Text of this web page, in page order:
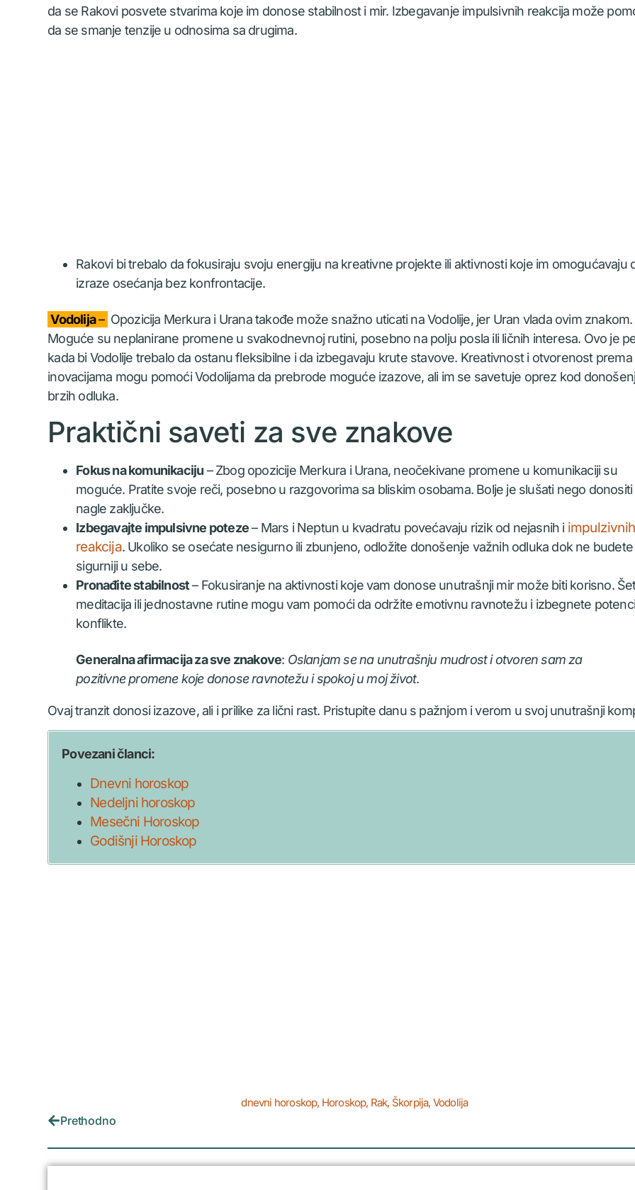
da se Rakovi posvete stvarima koje im donose stabilnost i mir. Izbegavanje impulsivnih reakcija može
da se smanje tenzije u odnosima sa drugima.
Rakovi bi trebalo da fokusiraju svoju energiju na kreativne projekte ili aktivnosti koje im omogućavaju
izraze osećanja bez konfrontacije.
Vodolija– Opozicija Merkura i Urana takođe može snažno uticati na Vodolije, jer Uran vlada ovim znakom.
Moguće su neplanirane promene u svakodnevnoj rutini, posebno na polju posla ili ličnih interesa. Ovo je
kada bi Vodolije trebalo da ostanu fleksibilne i da izbegavaju krute stavove. Kreativnost i otvorenost prema
inovacijama mogu pomoći Vodolijama da prebrode moguće izazove, ali im se savetuje oprez kod
brzih odluka.
Praktični saveti za sve znakove
Fokus na komunikaciju – Zbog opozicije Merkura i Urana, neočekivane promene u komunikaciji su
moguće. Pratite svoje reči, posebno u razgovorima sa bliskim osobama. Bolje je slušati nego donositi
nagle zaključke.
Izbegavajte impulsivne poteze– Mars i Neptun u kvadratu povećavaju rizik od nejasnih i impulzivnih
reakcija. Ukoliko se osećate nesigurno ili zbunjeno, odložite donošenje važnih odluka dok ne budete
sigurniji u sebe.
Pronađite stabilnost– Fokusiranje na aktivnosti koje vam donose unutrašnji mir može biti korisno.
meditacija ili jednostavne rutine mogu vam pomoći da održite emotivnu ravnotežu i izbegnete
konflikte.
Generalna afirmacija za sve znakove: Oslanjam se na unutrašnju mudrost i otvoren sam za
pozitivne promene koje donose ravnotežu i spokoj u moj život.
Ovaj tranzit donosi izazove, ali i prilike za lični rast. Pristupite danu s pažnjom i verom u svoj unutrašnji
Povezani članci:
Dnevni horoskop
Nedeljni horoskop
Mesečni Horoskop
Godišnji Horoskop
dnevni horoskop, Horoskop, Rak, Škorpija, Vodolija
Prethodno